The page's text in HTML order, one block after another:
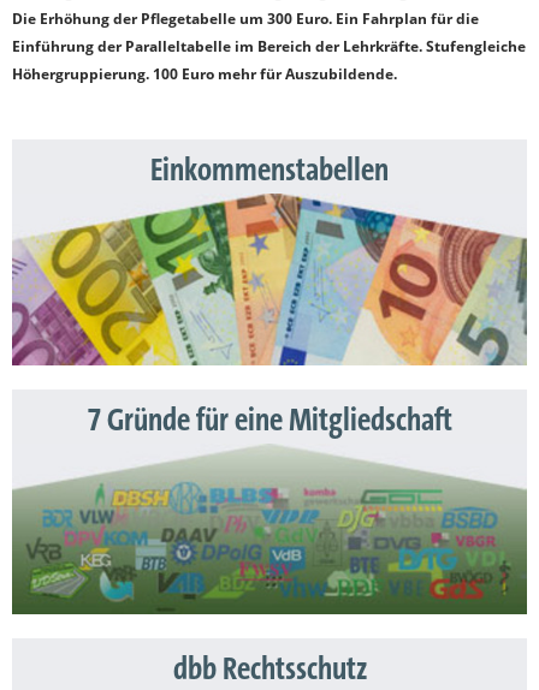
Die Erhöhung der Pflegetabelle um 300 Euro. Ein Fahrplan für die
Einführung der Paralleltabelle im Bereich der Lehrkräfte. Stufengleiche
Höhergruppierung. 100 Euro mehr für Auszubildende.
Einkommenstabellen
7 Gründe für eine Mitgliedschaft
dbb Rechtsschutz